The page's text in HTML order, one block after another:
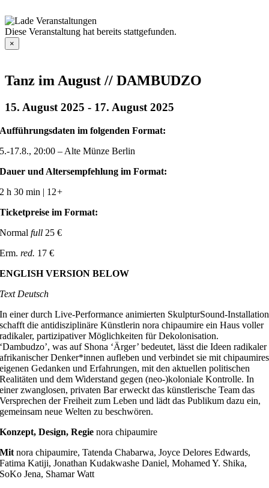
Inhalt
springen
Diese Veranstaltung hat bereits stattgefunden.
×
Tanz im August // DAMBUDZO
15. August 2025 - 17. August 2025
Aufführungsdaten im folgenden Format:
5.-17.8., 20:00 – Alte Münze Berlin
Dauer und Altersempfehlung im Format:
2 h 30 min | 12+
Ticketpreise im Format:
Normalfull 25 €
Erm.red. 17 €
ENGLISH VERSION BELOW
Text Deutsch
In einer durch Live-Performance animierten SkulpturSound-Installation
schafft die antidisziplinäre Künstlerin nora chipaumire ein Haus voller
radikaler, partizipativer Möglichkeiten für Dekolonisation.
‘Dambudzo’, was auf Shona ‘Ärger’ bedeutet, lässt die Ideen radikaler
afrikanischer Denker*innen aufleben und verbindet sie mit chipaumires
eigenen Gedanken und Erfahrungen, mit den aktuellen politischen
Realitäten und dem Widerstand gegen (neo-)koloniale Kontrolle. In
einer zwanglosen, privaten Bar erweckt das künstlerische Team das
Versprechen der Freiheit zum Leben und lädt das Publikum dazu ein,
gemeinsam neue Welten zu beschwören.
Konzept, Design, Regienora chipaumire
Mitnora chipaumire, Tatenda Chabarwa, Joyce Delores Edwards,
Fatima Katiji, Jonathan Kudakwashe Daniel, Mohamed Y. Shika,
SoKo Jena, Shamar Watt